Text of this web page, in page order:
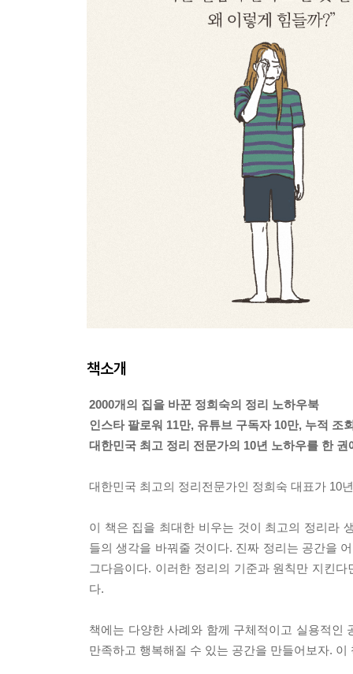
책소개
2000개의 집을 바꾼 정희숙의 정리 노하우북
인스타 팔로워 11만, 유튜브 구독자 10만, 누적 조
대한민국 최고 정리 전문가의 10년 노하우를 한 권
대한민국 최고의 정리전문가인 정희숙 대표가 10
이 책은 집을 최대한 비우는 것이 최고의 정리라
들의 생각을 바꿔줄 것이다. 진짜 정리는 공간을
그다음이다. 이러한 정리의 기준과 원칙만 지킨
다.
책에는 다양한 사례와 함께 구체적이고 실용적인
만족하고 행복해질 수 있는 공간을 만들어보자.